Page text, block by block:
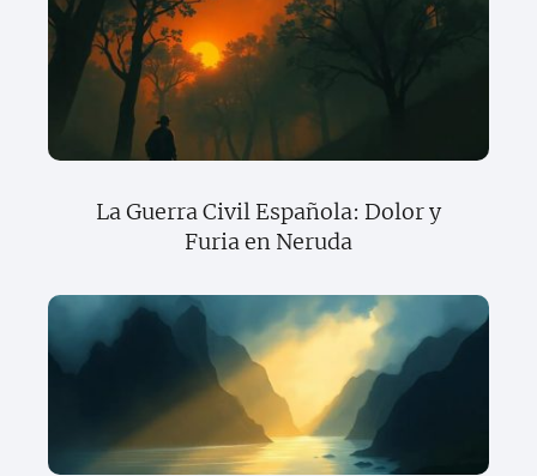
La Guerra Civil Española: Dolor y
Furia en Neruda